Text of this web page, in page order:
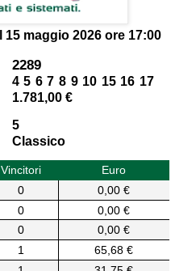
15 maggio 2026 ore 17:00
2289
4 5 6 7 8 9 10 15 16 17
1.781,00 €
5
Classico
Vincitori
Euro
0
0,00 €
0
0,00 €
0
0,00 €
1
65,68 €